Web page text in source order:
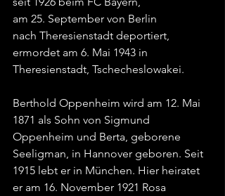
am 25. September von Berlin
nach Theresienstadt deportiert,
ermordet am 6. Mai 1943 in
Theresienstadt, Tschecheslowakei.
Berthold Oppenheim wird am 12. Mai
1871 als Sohn von Sigmund
Oppenheim und Berta, geborene
Seeligman, in Hannover geboren. Seit
1915 lebt er in München. Hier heiratet
er am 16. November 1921 Rosa